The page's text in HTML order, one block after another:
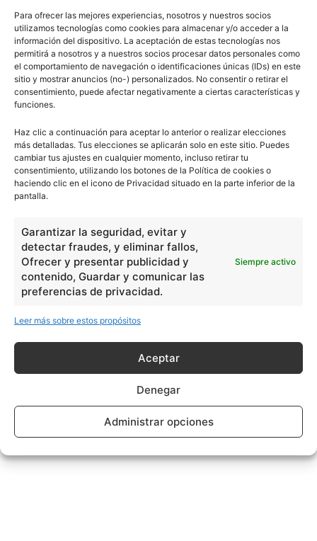
Para ofrecer las mejores experiencias, nosotros y nuestros socios
utilizamos tecnologías como cookies para almacenar y/o acceder a la
información del dispositivo. La aceptación de estas tecnologías nos
permitirá a nosotros y a nuestros socios procesar datos personales como
el comportamiento de navegación o identificaciones únicas (IDs) en este
sitio y mostrar anuncios (no-) personalizados. No consentir o retirar el
consentimiento, puede afectar negativamente a ciertas características y
funciones.
Haz clic a continuación para aceptar lo anterior o realizar elecciones
más detalladas. Tus elecciones se aplicarán solo en este sitio. Puedes
cambiar tus ajustes en cualquier momento, incluso retirar tu
consentimiento, utilizando los botones de la Política de cookies o
haciendo clic en el icono de Privacidad situado en la parte inferior de la
pantalla.
Garantizar la seguridad, evitar y
detectar fraudes, y eliminar fallos,
Ofrecer y presentar publicidad y
contenido, Guardar y comunicar las
preferencias de privacidad.
Siempre activo
Leer más sobre estos propósitos
Aceptar
Denegar
Administrar opciones